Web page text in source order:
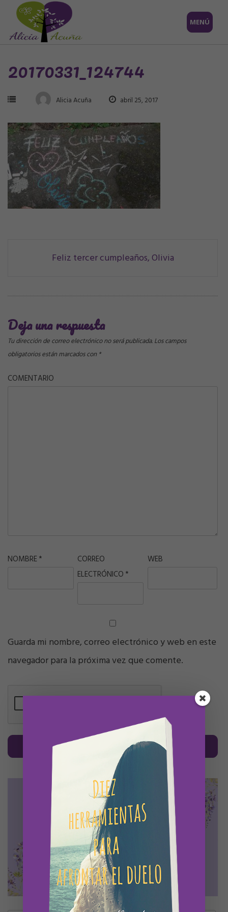
Saltar
contenido
MENÚ
20170331_124744
Alicia Acuña abril 25, 2017
Navegación
correos
Feliz tercer cumpleaños, Olivia
Deja una respuesta
Tu dirección de correo electrónico no será publicada.Los campos
obligatorios están marcados con *
COMENTARIO
NOMBRE*
CORREO
ELECTRÓNICO *
WEB
Guarda mi nombre, correo electrónico y web en este
navegador para la próxima vez que comente.